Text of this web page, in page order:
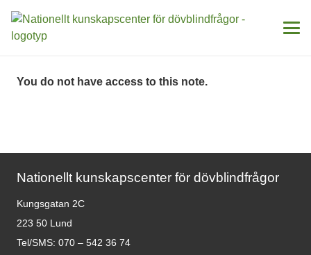
You do not have access to this note.
Nationellt kunskapscenter för dövblindfrågor
Kungsgatan 2C
223 50 Lund
Tel/SMS: 070 – 542 36 74